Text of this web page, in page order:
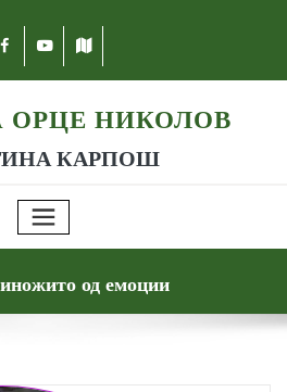
ОРЦЕ НИКОЛОВ
КАРПОШ
од емоции